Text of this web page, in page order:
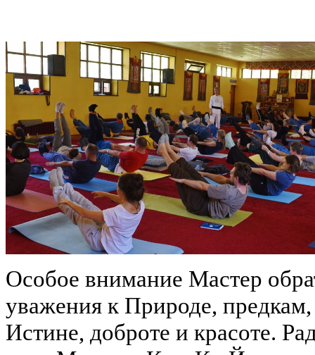
Особое внимание Мастер
уважения к Природе,
Истине, доброте и красоте.